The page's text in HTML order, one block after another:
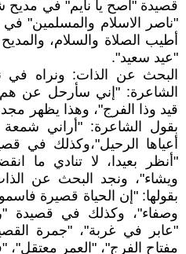
قصيدة "اصح يا نايم" في
"ناصر الاسلام والمسلمين"
أطيب الصلاة والسلام،
"عيد سعيد".
البحث عن الذات: ونراه في
الشاعرة: "إني سأرحل عن هم
قيد وذا الفرج"، وهذا يظهر
بقول الشاعرة: "أراني شمعة
أعياها الرحيل"،وكذلك في
"أنظر بعيدا، لا تنادي ما
ويشاء"، ونجد البحث عن
بقولها: "إن الحياة قصيرة
وصفاء"، وكذلك في قصيدة
"عابر في غربة"، "جمرة
مفتاح الفرج"، "العمر